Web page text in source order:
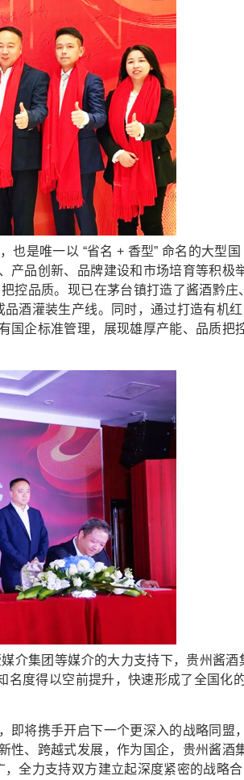
是唯一以 “省名 + 香型” 命名的大型国
产品创新、品牌建设和市场培育等积极
控品质。现已在茅台镇打造了酱酒黔庄
酒灌装生产线。同时，通过打造有机红
国企标准管理，展现雄厚产能、品质把
集团等媒介的大力支持下，贵州酱酒
名度得以空前提升，快速形成了全国化
将携手开启下一个更深入的战略同盟，
性、跨越式发展，作为国企，贵州酱酒
全力支持双方建立起深度紧密的战略合